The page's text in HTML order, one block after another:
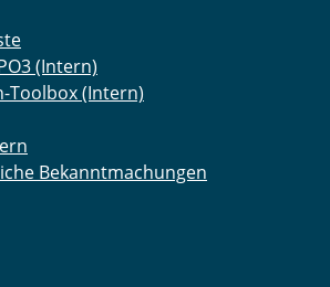
(Intern)
Toolbox (Intern)
Bekanntmachungen